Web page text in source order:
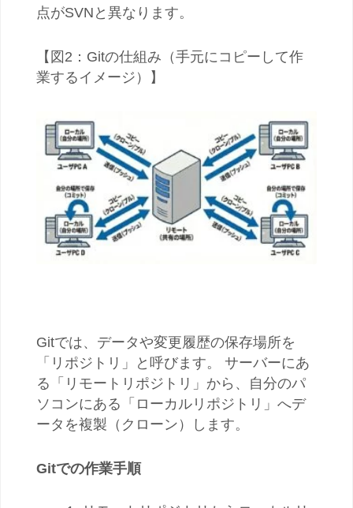
点がSVNと異なります。
【図2：Gitの仕組み（手元にコピーして作
業するイメージ）】
Gitでは、データや変更履歴の保存場所を
「リポジトリ」と呼びます。 サーバーにあ
る「リモートリポジトリ」から、自分のパ
ソコンにある「ローカルリポジトリ」へデ
ータを複製（クローン）します。
Gitでの作業手順